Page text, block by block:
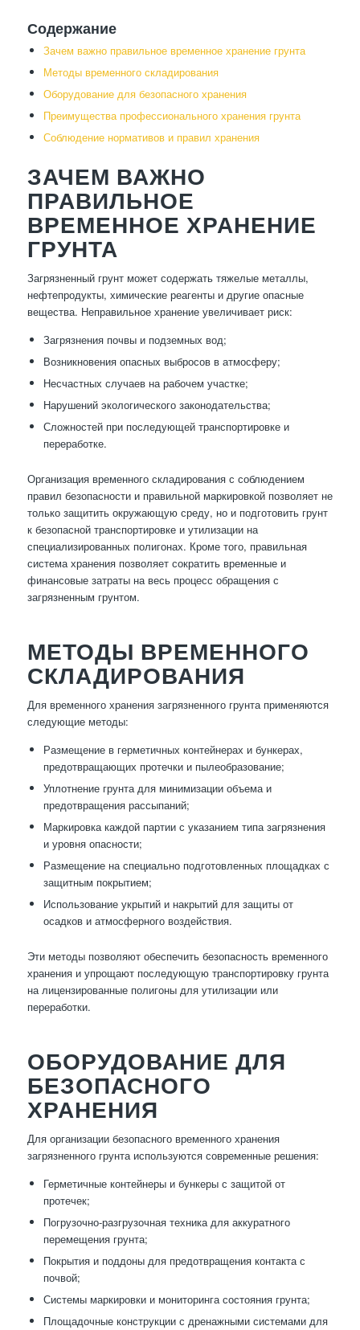
Содержание
Зачем важно правильное временное хранение грунта
Методы временного складирования
Оборудование для безопасного хранения
Преимущества профессионального хранения грунта
Соблюдение нормативов и правил хранения
ЗАЧЕМ ВАЖНО
ПРАВИЛЬНОЕ
ВРЕМЕННОЕ ХРАНЕНИЕ
ГРУНТА
Загрязненный грунт может содержать тяжелые металлы,
нефтепродукты, химические реагенты и другие опасные
вещества. Неправильное хранение увеличивает риск:
Загрязнения почвы и подземных вод;
Возникновения опасных выбросов в атмосферу;
Несчастных случаев на рабочем участке;
Нарушений экологического законодательства;
Сложностей при последующей транспортировке и
переработке.
Организация временного складирования с соблюдением
правил безопасности и правильной маркировкой позволяет не
только защитить окружающую среду, но и подготовить грунт
к безопасной транспортировке и утилизации на
специализированных полигонах. Кроме того, правильная
система хранения позволяет сократить временные и
финансовые затраты на весь процесс обращения с
загрязненным грунтом.
МЕТОДЫ ВРЕМЕННОГО
СКЛАДИРОВАНИЯ
Для временного хранения загрязненного грунта применяются
следующие методы:
Размещение в герметичных контейнерах и бункерах,
предотвращающих протечки и пылеобразование;
Уплотнение грунта для минимизации объема и
предотвращения рассыпаний;
Маркировка каждой партии с указанием типа загрязнения
и уровня опасности;
Размещение на специально подготовленных площадках с
защитным покрытием;
Использование укрытий и накрытий для защиты от
осадков и атмосферного воздействия.
Эти методы позволяют обеспечить безопасность временного
хранения и упрощают последующую транспортировку грунта
на лицензированные полигоны для утилизации или
переработки.
ОБОРУДОВАНИЕ ДЛЯ
БЕЗОПАСНОГО
ХРАНЕНИЯ
Для организации безопасного временного хранения
загрязненного грунта используются современные решения:
Герметичные контейнеры и бункеры с защитой от
протечек;
Погрузочно-разгрузочная техника для аккуратного
перемещения грунта;
Покрытия и поддоны для предотвращения контакта с
почвой;
Системы маркировки и мониторинга состояния грунта;
Площадочные конструкции с дренажными системами для